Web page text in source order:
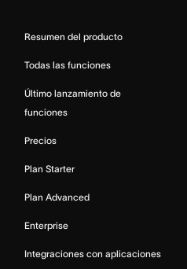
Resumen del producto
Todas las funciones
Último lanzamiento de
funciones
Precios
Plan Starter
Plan Advanced
Enterprise
Integraciones con aplicaciones